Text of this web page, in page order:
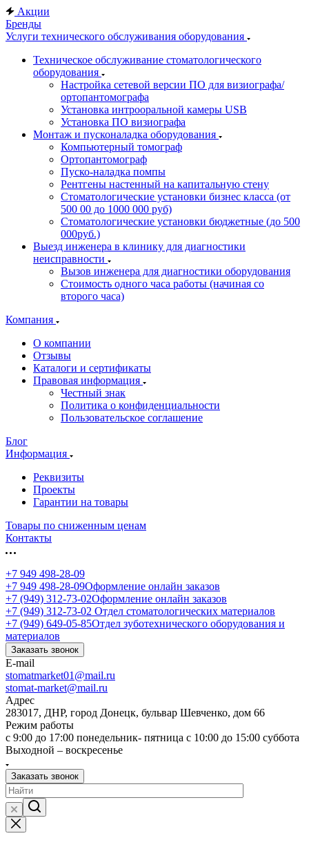
Акции
Бренды
Услуги технического обслуживания оборудования
Техническое обслуживание стоматологического
оборудования
Настройка сетевой версии ПО для визиографа/
ортопантомографа
Установка интрооральной камеры USB
Установка ПО визиографа
Монтаж и пусконаладка оборудования
Компьютерный томограф
Ортопантомограф
Пуско-наладка помпы
Рентгены настенный на капитальную стену
Стоматологические установки бизнес класса (от
500 00 до 1000 000 руб)
Стоматологические установки бюджетные (до 500
000руб.)
Выезд инженера в клинику для диагностики
неисправности
Вызов инженера для диагностики оборудования
Стоимость одного часа работы (начиная со
второго часа)
Компания
О компании
Отзывы
Каталоги и сертификаты
Правовая информация
Честный знак
Политика о конфиденциальности
Пользовательское соглашение
Блог
Информация
Реквизиты
Проекты
Гарантии на товары
Товары по сниженным ценам
Контакты
+7 949 498-28-09
+7 949 498-28-09Оформление онлайн заказов
+7 (949) 312-73-02Оформление онлайн заказов
+7 (949) 312-73-02 Отдел стоматологических материалов
+7 (949) 649-05-85Отдел зуботехнического оборудования и
материалов
Заказать звонок
E-mail
stomatmarket01@mail.ru
stomat-market@mail.ru
Адрес
283017, ДНР, город Донецк, бульвар Шевченко, дом 66
Режим работы
с 9:00 до 17:00 понедельник- пятница с 10:00 до 15:00 суббота
Выходной – воскресенье
Заказать звонок